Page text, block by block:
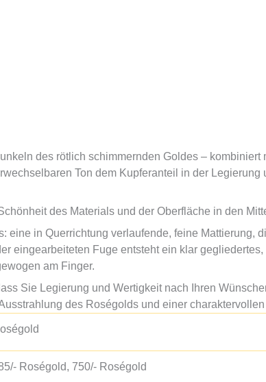
des rötlich schimmernden Goldes –
Ton dem Kupferanteil in der
des Materials und der Oberfläche in den
eine in Querrichtung verlaufende, feine Mattierung,
eingearbeiteten Fuge entsteht ein klar
am Finger.
Sie Legierung und Wertigkeit nach Ihren
des Roségolds und einer
Roségold, 750/- Roségold